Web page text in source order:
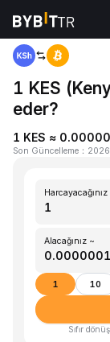
Ana Sayfa KES to
1 KES
eder?
1 KES ≈
Son Güncelleme ：
Harcayacağınız
Alacağınız ~
1 10
Sıfır